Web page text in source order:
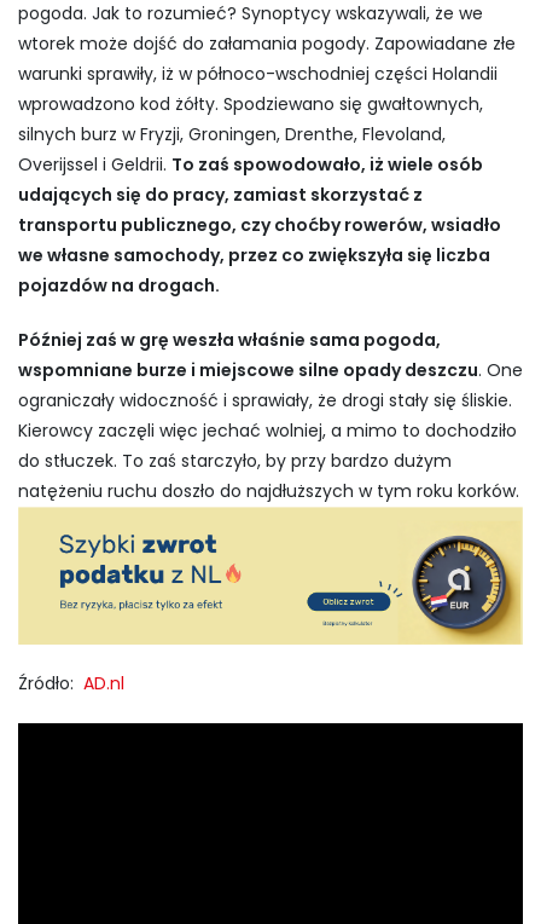
pogoda. Jak to rozumieć? Synoptycy wskazywali, że we
wtorek może dojść do załamania pogody. Zapowiadane złe
warunki sprawiły, iż w północo-wschodniej części Holandii
wprowadzono kod żółty. Spodziewano się gwałtownych,
silnych burz w Fryzji, Groningen, Drenthe, Flevoland,
Overijssel i Geldrii. To zaś spowodowało, iż wiele osób
udających się do pracy, zamiast skorzystać z
transportu publicznego, czy choćby rowerów, wsiadło
we własne samochody, przez co zwiększyła się liczba
pojazdów na drogach.
Później zaś w grę weszła właśnie sama pogoda,
wspomniane burze i miejscowe silne opady deszczu. One
ograniczały widoczność i sprawiały, że drogi stały się śliskie.
Kierowcy zaczęli więc jechać wolniej, a mimo to dochodziło
do stłuczek. To zaś starczyło, by przy bardzo dużym
natężeniu ruchu doszło do najdłuższych w tym roku korków.
Źródło: AD.nl